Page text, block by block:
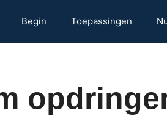
Begin Toepassingen